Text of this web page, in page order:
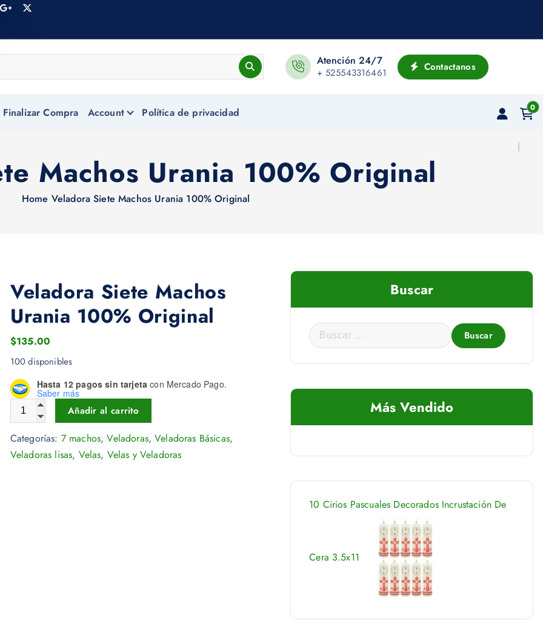
Atención 24/7
+ 525543316461 Contactanos
Finalizar Compra Account Política de privacidad 0
Machos Urania 100% Original
Home Veladora Siete Machos Urania 100% Original
Veladora Siete Machos
Urania 100% Original
$135.00
100 disponibles
Hasta 12 pagos sin tarjeta con Mercado Pago.
Saber más
Veladora Siete Machos Urania 100% Original cantidad
Añadir al carrito
Categorías: 7 machos,Veladoras,Veladoras Básicas,
Veladoras lisas, Velas, Velas y Veladoras
Buscar
B
u
s
:
Más Vendido
10 Cirios Pascuales Decorados Incrustación De
Cera 3.5x11